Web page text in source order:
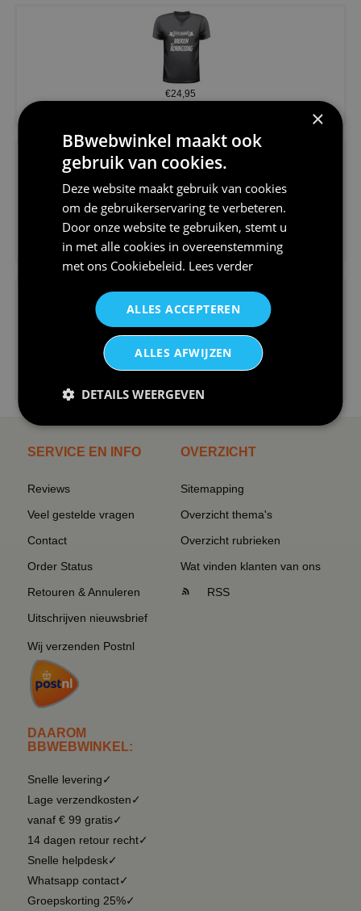
€24,95
€24,95
V-hals shirt rood wit blauw st...
€24,95
SERVICE EN INFO
Reviews
Veel gestelde vragen
Contact
Order Status
Retouren & Annuleren
Uitschrijven nieuwsbrief
Wij verzenden Postnl
DAAROM
BBWEBWINKEL:
Snelle levering✓
Lage verzendkosten✓
vanaf € 99 gratis✓
14 dagen retour recht✓
Snelle helpdesk✓
Whatsapp contact✓
Groepskorting 25%✓
OVERZICHT
Sitemapping
Overzicht thema's
Overzicht rubrieken
Wat vinden klanten van ons
RSS
×
BBwebwinkel maakt ook
gebruik van cookies.
Deze website maakt gebruik van cookies
om de gebruikerservaring te verbeteren.
Door onze website te gebruiken, stemt u
in met alle cookies in overeenstemming
met ons Cookiebeleid. Lees verder
ALLES ACCEPTEREN
ALLES AFWIJZEN
DETAILS WEERGEVEN